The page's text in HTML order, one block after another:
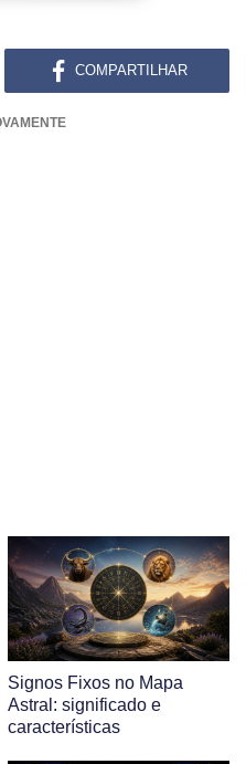
COMPARTILHAR
Signos Fixos no Mapa
Astral: significado e
características